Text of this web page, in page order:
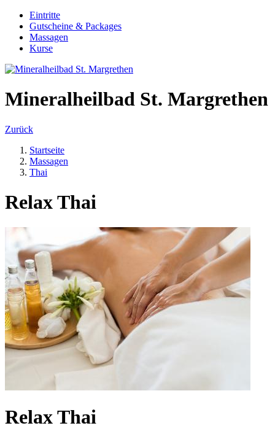
Eintritte
Gutscheine & Packages
Massagen
Kurse
Mineralheilbad St. Margrethen
Zurück
Startseite
Massagen
Thai
Relax Thai
Relax Thai